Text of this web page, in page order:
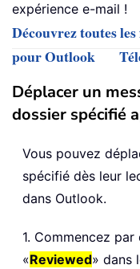
expérience e-mail !
Découvrez toutes
pour Outlook
Déplacer un
dossier spécifié
Vous pouvez
spécifié dès leur
dans Outlook.
1. Commencez
«Reviewed» dans